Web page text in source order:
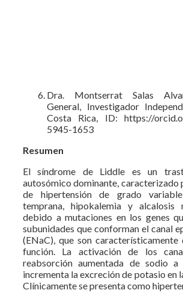
Dra. Montserrat Salas
General, Investigador
Costa Rica, ID: https://
5945-1653
Resumen
El síndrome de Liddle es un
autosómico dominante, caracterizado
de hipertensión de grado
temprana, hipokalemia y alcalosis
debido a mutaciones en los genes
subunidades que conforman el canal
(ENaC), que son característicamente
función. La activación de los
reabsorción aumentada de sodio
incrementa la excreción de potasio en
Clínicamente se presenta como